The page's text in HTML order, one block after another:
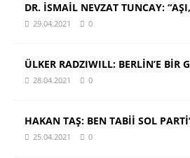
DR. İSMAİL NEVZAT TUNCAY:
29.04.2021 0
ÜLKER RADZIWILL: BERLİN’E BİR
28.04.2021 0
HAKAN TAŞ: BEN TABİİ SOL
25.04.2021 0